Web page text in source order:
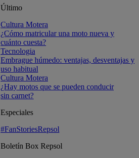
Último
Cultura Motera
¿Cómo matricular una moto nueva y
cuánto cuesta?
Tecnologia
Embrague húmedo: ventajas, desventajas y
uso habitual
Cultura Motera
¿Hay motos que se pueden conducir
sin carnet?
Especiales
#FanStoriesRepsol
Boletín Box Repsol